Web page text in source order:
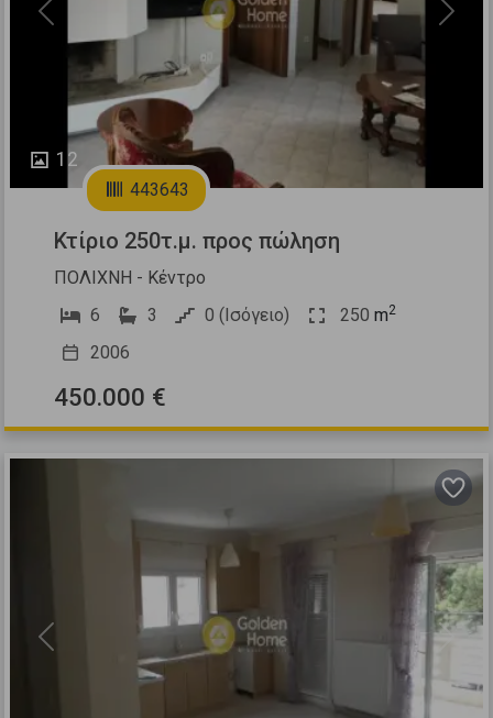
12
Previous Next
443643
Κτίριο 250τ.μ. προς πώληση
ΠΟΛΙΧΝΗ - Κέντρο
6
3 0 (Ισόγειο) 250 m2
2006
450.000 €
Previous